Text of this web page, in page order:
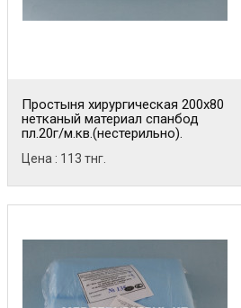
Простыня хирургическая 200х80
нетканый материал спанбод
пл.20г/м.кв.(нестерильно).
Цена : 113 тнг.